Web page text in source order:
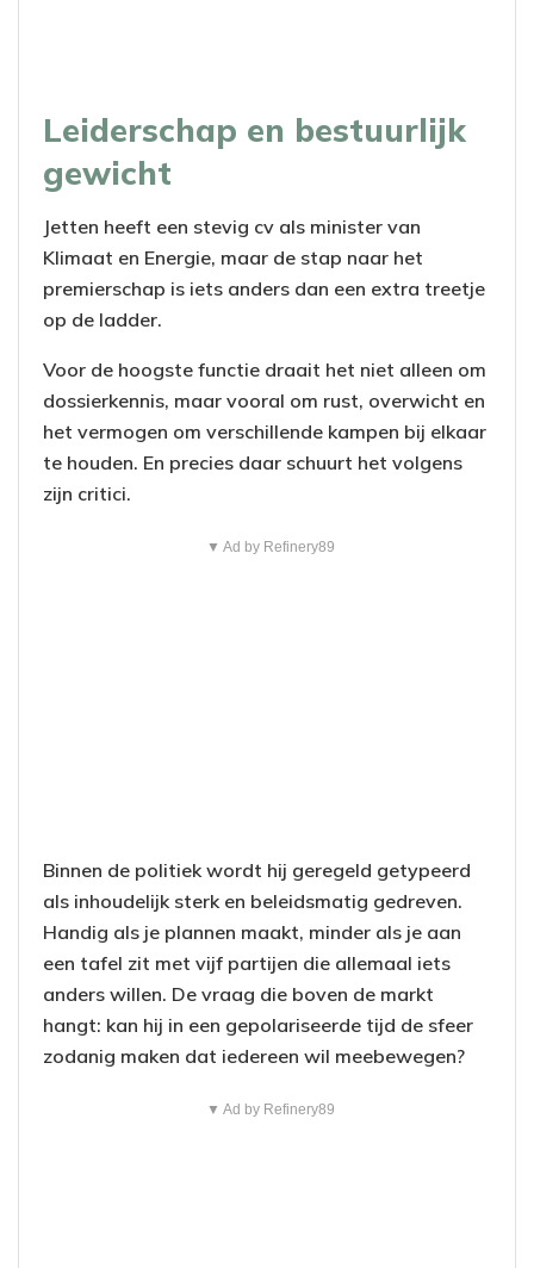
Leiderschap en bestuurlijk
gewicht
Jetten heeft een stevig cv als minister van
Klimaat en Energie, maar de stap naar het
premierschap is iets anders dan een extra treetje
op de ladder.
Voor de hoogste functie draait het niet alleen om
dossierkennis, maar vooral om rust, overwicht en
het vermogen om verschillende kampen bij elkaar
te houden. En precies daar schuurt het volgens
zijn critici.
▼ Ad by Refinery89
Binnen de politiek wordt hij geregeld getypeerd
als inhoudelijk sterk en beleidsmatig gedreven.
Handig als je plannen maakt, minder als je aan
een tafel zit met vijf partijen die allemaal iets
anders willen. De vraag die boven de markt
hangt: kan hij in een gepolariseerde tijd de sfeer
zodanig maken dat iedereen wil meebewegen?
▼ Ad by Refinery89